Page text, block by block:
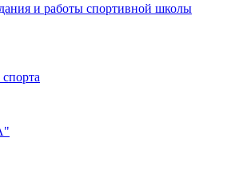
и работы спортивной школы